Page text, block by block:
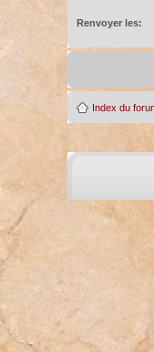
Renvoyer les:
Index du